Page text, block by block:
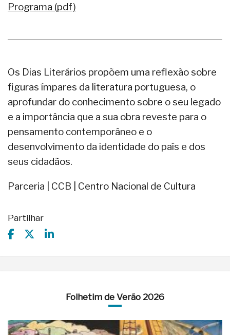
Programa (pdf)
Os Dias Literários propõem uma reflexão sobre
figuras ímpares da literatura portuguesa, o
aprofundar do conhecimento sobre o seu legado
e a importância que a sua obra reveste para o
pensamento contemporâneo e o
desenvolvimento da identidade do país e dos
seus cidadãos.
Parceria | CCB | Centro Nacional de Cultura
Partilhar
Folhetim de Verão 2026